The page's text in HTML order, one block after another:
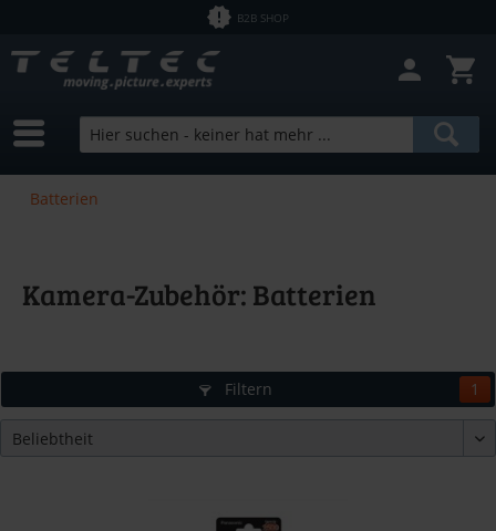
B2B SHOP
Batterien
Kamera-Zubehör: Batterien
Filtern 1